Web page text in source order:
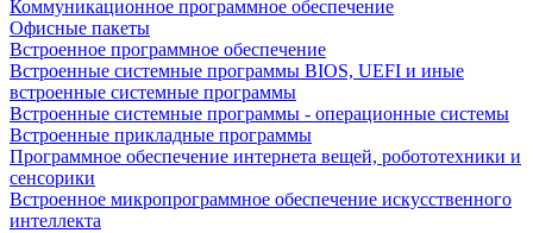
Коммуникационное программное обеспечение
Офисные пакеты
Встроенное программное обеспечение
Встроенные системные программы BIOS, UEFI и иные
встроенные системные программы
Встроенные системные программы - операционные системы
Встроенные прикладные программы
Программное обеспечение интернета вещей, робототехники и
сенсорики
Встроенное микропрограммное обеспечение искусственного
интеллекта